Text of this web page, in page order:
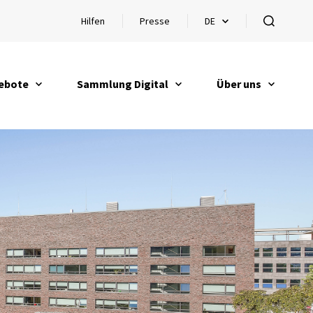
Hilfen
Hilfen öffnen Presse Sprachauswahl öffnen
DE öffnen
Sammlung Digital
öffnen
Über uns
öffnen